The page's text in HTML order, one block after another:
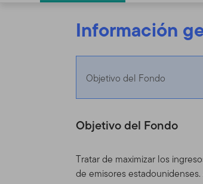
Información
Objetivo del Fondo
Objetivo del Fondo
Tratar de maximizar los
de emisores